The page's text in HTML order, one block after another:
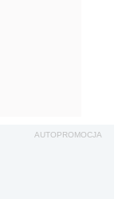
AUTOPROMOCJA